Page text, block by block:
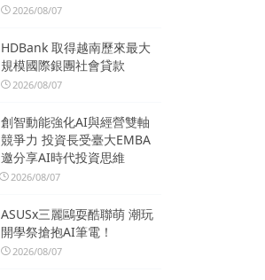
2026/08/07
HDBank 取得越南歷來最大
規模國際銀團社會貸款
2026/08/07
創智動能強化AI與經營雙軸
競爭力 投資長受臺大EMBA
邀分享AI時代投資思維
2026/08/07
ASUSx三麗鷗耍酷聯萌 潮玩
開學祭搶抱AI筆電！
2026/08/07